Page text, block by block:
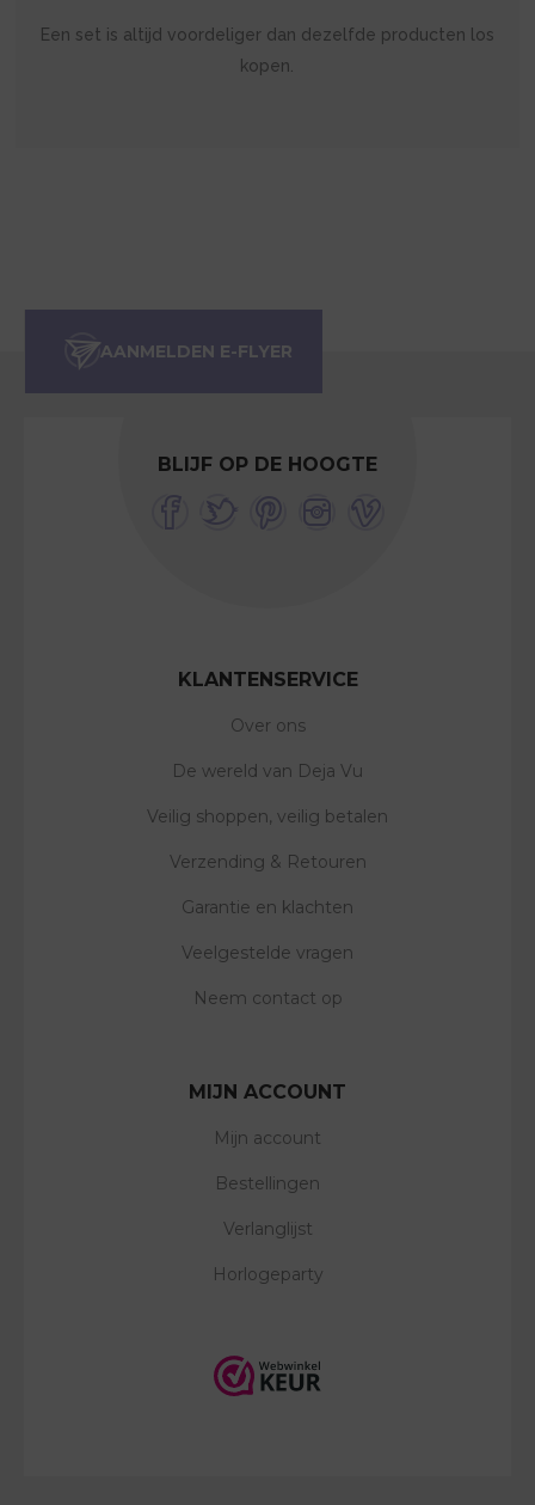
Een set is altijd voordeliger dan dezelfde producten los
kopen.
BLIJF OP DE HOOGTE
KLANTENSERVICE
Over ons
De wereld van Deja Vu
Veilig shoppen, veilig betalen
Verzending & Retouren
Garantie en klachten
Veelgestelde vragen
Neem contact op
MIJN ACCOUNT
Mijn account
Bestellingen
Verlanglijst
Horlogeparty